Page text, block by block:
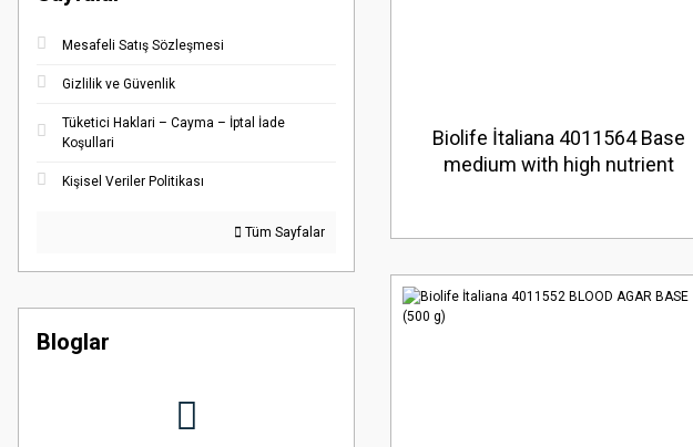
Mesafeli Satış Sözleşmesi
Gizlilik ve Güvenlik
Tüketici Haklari – Cayma – İptal İade
Koşullari
Kişisel Veriler Politikası
Tüm Sayfalar
Bloglar
Biolife İtaliana 4011564 Base
medium with high nutrient